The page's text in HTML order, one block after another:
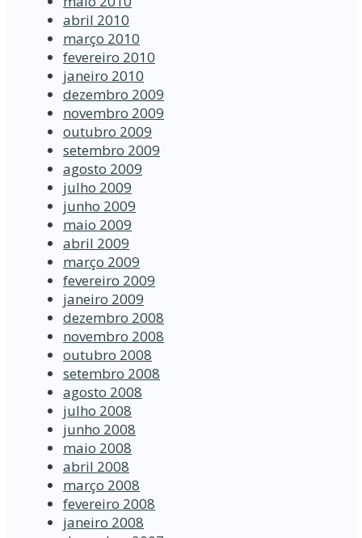
abril 2010
março 2010
fevereiro 2010
janeiro 2010
dezembro 2009
novembro 2009
outubro 2009
setembro 2009
agosto 2009
julho 2009
junho 2009
maio 2009
abril 2009
março 2009
fevereiro 2009
janeiro 2009
dezembro 2008
novembro 2008
outubro 2008
setembro 2008
agosto 2008
julho 2008
junho 2008
maio 2008
abril 2008
março 2008
fevereiro 2008
janeiro 2008